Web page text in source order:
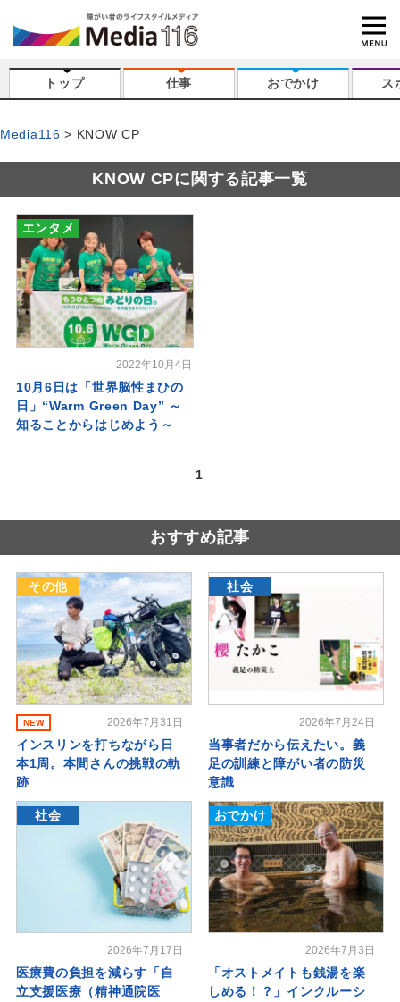
トップ 仕事 おでかけ ス
Media116 KNOW CP
KNOW CPに関する記事一覧
エンタメ
2022年10月4日
10月6日は「世界脳性まひの
日」“Warm Green Day” ～
知ることからはじめよう～
1
おすすめ記事
その他
NEW 2026年7月31日
インスリンを打ちながら日
本1周。本間さんの挑戦の軌
跡
社会
2026年7月24日
当事者だから伝えたい。義
足の訓練と障がい者の防災
意識
社会
2026年7月17日
医療費の負担を減らす「自
立支援医療（精神通院医
おでかけ
2026年7月3日
「オストメイトも銭湯を楽
しめる！？」インクルーシ